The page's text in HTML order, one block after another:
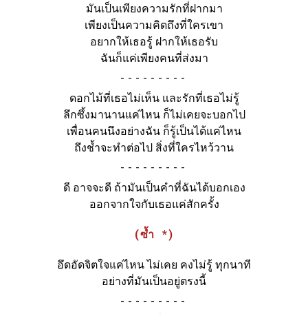
มันเป็นเพียงความรักที่ฝากมา
เพียงเป็นความคิดถึงที่ใครเขา
อยากให้เธอรู้ ฝากให้เธอรับ
ฉันก็แค่เพียงคนที่ส่งมา
-
ดอกไม้ที่เธอไม่เห็น และรักที่เธอไม่รู้
ลึกซึ้งมานานแค่ไหน ก็ไม่เคยจะบอกไป
เพื่อนคนนึงอย่างฉัน ก็รู้เป็นได้แค่ไหน
ถึงช้ำจะทำต่อไป สิ่งที่ใครไหว้วาน
-
ดี อาจจะดี ถ้ามันเป็นคำที่ฉันได้บอกเอง
ออกจากใจกับเธอแค่สักครั้ง
(ซ้ำ *)
อึดอัดจิตใจแค่ไหน ไม่เคย คงไม่รู้ ทุกนาที
อย่างที่มันเป็นอยู่ตรงนี้
-